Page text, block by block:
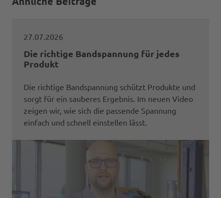
27.07.2026
Die richtige Bandspannung für jedes
Produkt
Die richtige Bandspannung schützt Produkte und
sorgt für ein sauberes Ergebnis. Im neuen Video
zeigen wir, wie sich die passende Spannung
einfach und schnell einstellen lässt.